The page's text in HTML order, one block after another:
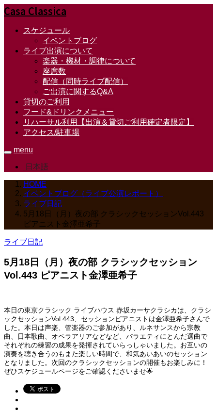
Casa Classica
スケジュール
イベントブログ
ライブ出演について
楽器・機材・調律について
座席数
配信（同時ライブ配信）
ご出演に関するQ&A
貸切のご利用
フード&ドリンクメニュー
リハーサル利用【出演＆貸切ご利用確定者限定】
アクセス/駐車場
menu
日本語
HOME
イベントブログ（ライブ公演レポート）
ライブ日記
5月18日（月）夜の部 クラシックセッションVol.443
ピアニスト金澤亜希子
ライブ日記
5月18日（月）夜の部 クラシックセッション
Vol.443 ピアニスト金澤亜希子
本日の東京クラシック ライブハウス 赤坂カーサクラシカは、クラシ
ックセッションVol.443、セッションピアニストは金澤亜希子さんで
した。本日は声楽、管楽器のご参加があり、ルネサンスから宗教
曲、日本歌曲、オペラアリアなどなど、バラエティにとんだ選曲で
それぞれの練習の成果を発揮されていらっしゃいました。お互いの
演奏を聴き合うのもまた楽しい時間で、和気あいあいのセッション
となりました。次回のクラシックセッションの開催もお楽しみに！
ぜひスケジュールページをご確認くださいませ🌟